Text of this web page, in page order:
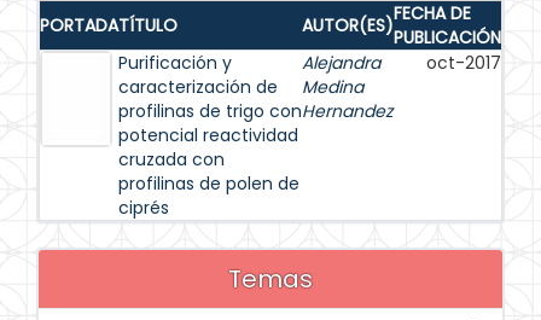
PORTADATÍTULO AUTOR(ES)FECHA DE
PUBLICACIÓN
Purificación y
caracterización de
profilinas de trigo con
potencial reactividad
cruzada con
profilinas de polen de
ciprés
Alejandra
Medina
Hernandez
oct-2017
Temas